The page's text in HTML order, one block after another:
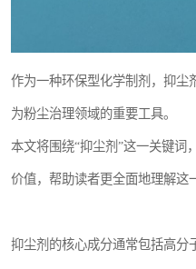
作为一种环保型化学制剂，抑尘
为粉尘治理领域的重要工具。
本文将围绕“抑尘剂”这一关键词
价值，帮助读者更全面地理解这
抑尘剂的核心成分通常包括高分